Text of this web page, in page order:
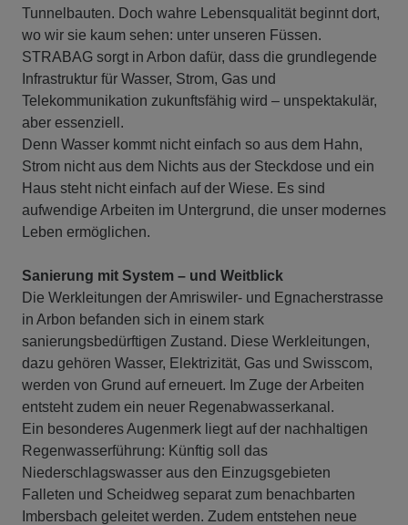
Tunnelbauten. Doch wahre Lebensqualität beginnt dort,
wo wir sie kaum sehen: unter unseren Füssen.
STRABAG sorgt in Arbon dafür, dass die grundlegende
Infrastruktur für Wasser, Strom, Gas und
Telekommunikation zukunftsfähig wird – unspektakulär,
aber essenziell.
Denn Wasser kommt nicht einfach so aus dem Hahn,
Strom nicht aus dem Nichts aus der Steckdose und ein
Haus steht nicht einfach auf der Wiese. Es sind
aufwendige Arbeiten im Untergrund, die unser modernes
Leben ermöglichen.
Sanierung mit System – und Weitblick
Die Werkleitungen der Amriswiler- und Egnacherstrasse
in Arbon befanden sich in einem stark
sanierungsbedürftigen Zustand. Diese Werkleitungen,
dazu gehören Wasser, Elektrizität, Gas und Swisscom,
werden von Grund auf erneuert. Im Zuge der Arbeiten
entsteht zudem ein neuer Regenabwasserkanal.
Ein besonderes Augenmerk liegt auf der nachhaltigen
Regenwasserführung: Künftig soll das
Niederschlagswasser aus den Einzugsgebieten
Falleten und Scheidweg separat zum benachbarten
Imbersbach geleitet werden. Zudem entstehen neue